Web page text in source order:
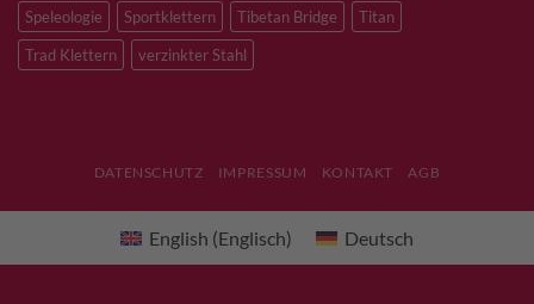
Speleologie
Sportklettern Tibetan Bridge
Titan
Trad Klettern
verzinkter Stahl
DATENSCHUTZ IMPRESSUM KONTAKT AGB
English (Englisch) Deutsch